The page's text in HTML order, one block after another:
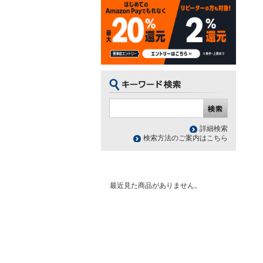
詳細検索
検索方法のご案内はこちら
最近見た商品がありません。